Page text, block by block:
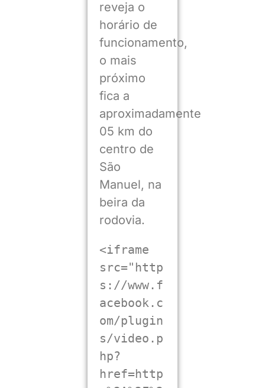
reveja o
horário de
funcionamento,
o mais
próximo
fica a
aproximadamente
05 km do
centro de
São
Manuel, na
beira da
rodovia.
<iframe
src="http
s://www.f
acebook.c
om/plugin
s/video.p
hp?
href=http